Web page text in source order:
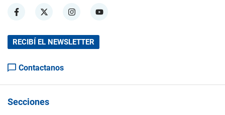
RECIBÍ EL NEWSLETTER
Contactanos
Secciones